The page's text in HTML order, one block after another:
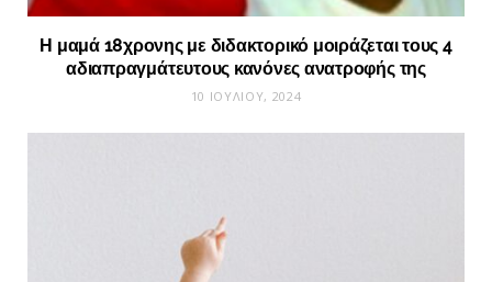
Η μαμά 18χρονης με διδακτορικό μοιράζεται τους 4
αδιαπραγμάτευτους κανόνες ανατροφής της
10 ΙΟΥΛΊΟΥ, 2024